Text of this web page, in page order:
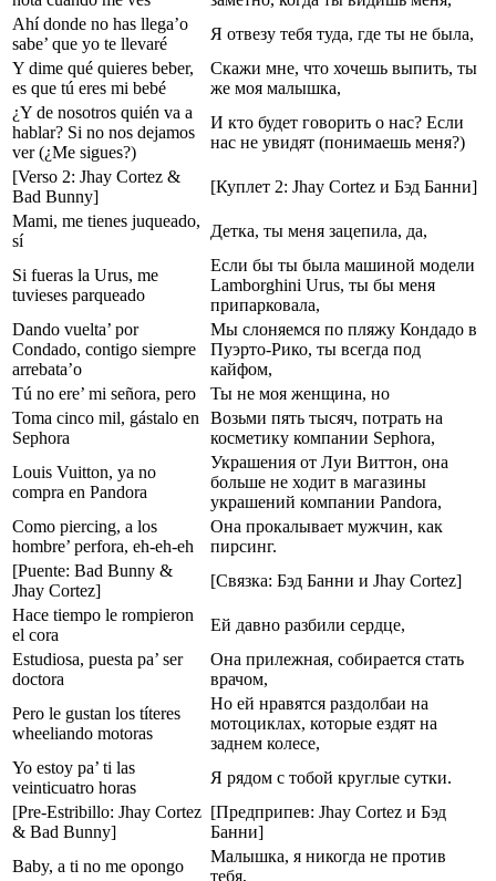
Ahí donde no has llega’o
sabe’ que yo te llevaré
Я отвезу тебя туда, где ты не была,
Y dime qué quieres beber,
es que tú eres mi bebé
Скажи мне, что хочешь выпить, ты
же моя малышка,
¿Y de nosotros quién va a
hablar? Si no nos dejamos
ver (¿Me sigues?)
И кто будет говорить о нас? Если
нас не увидят (понимаешь меня?)
[Verso 2: Jhay Cortez &
Bad Bunny]
[Куплет 2: Jhay Cortez и Бэд Банни]
Mami, me tienes juqueado,
sí
Детка, ты меня зацепила, да,
Si fueras la Urus, me
tuvieses parqueado
Если бы ты была машиной модели
Lamborghini Urus, ты бы меня
припарковала,
Dando vuelta’ por
Condado, contigo siempre
arrebata’o
Мы слоняемся по пляжу Кондадо в
Пуэрто-Рико, ты всегда под
кайфом,
Tú no ere’ mi señora, pero
Ты не моя женщина, но
Toma cinco mil, gástalo en
Sephora
Возьми пять тысяч, потрать на
косметику компании Sephora,
Louis Vuitton, ya no
compra en Pandora
Украшения от Луи Виттон, она
больше не ходит в магазины
украшений компании Pandora,
Como piercing, a los
hombre’ perfora, eh-eh-eh
Она прокалывает мужчин, как
пирсинг.
[Puente: Bad Bunny &
Jhay Cortez]
[Связка: Бэд Банни и Jhay Cortez]
Hace tiempo le rompieron
el cora
Ей давно разбили сердце,
Estudiosa, puesta pa’ ser
doctora
Она прилежная, собирается стать
врачом,
Pero le gustan los títeres
wheeliando motoras
Но ей нравятся раздолбаи на
мотоциклах, которые ездят на
заднем колесе,
Yo estoy pa’ ti las
veinticuatro horas
Я рядом с тобой круглые сутки.
[Pre-Estribillo: Jhay Cortez
& Bad Bunny]
[Предприпев: Jhay Cortez и Бэд
Банни]
Baby, a ti no me opongo
Малышка, я никогда не против
тебя,